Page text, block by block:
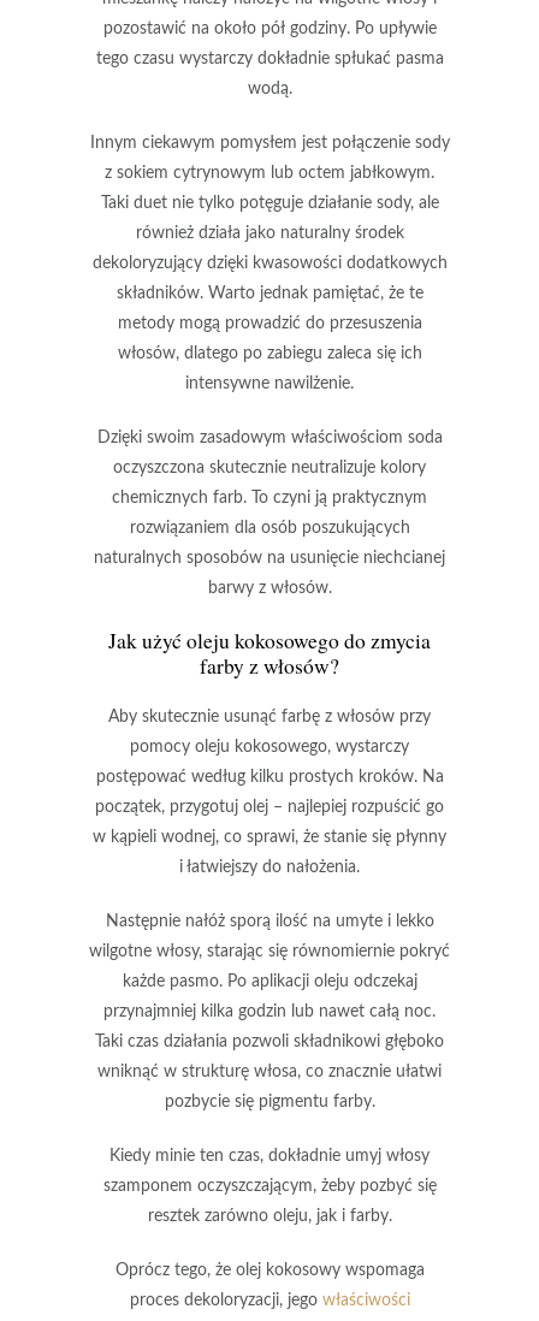
pozostawić na około pół godziny. Po upływie
tego czasu wystarczy dokładnie spłukać pasma
wodą.
Innym ciekawym pomysłem jest połączenie sody
z sokiem cytrynowym lub octem jabłkowym.
Taki duet nie tylko potęguje działanie sody, ale
również działa jako naturalny środek
dekoloryzujący dzięki kwasowości dodatkowych
składników. Warto jednak pamiętać, że te
metody mogą prowadzić do przesuszenia
włosów, dlatego po zabiegu zaleca się ich
intensywne nawilżenie.
Dzięki swoim zasadowym właściwościom soda
oczyszczona skutecznie neutralizuje kolory
chemicznych farb. To czyni ją praktycznym
rozwiązaniem dla osób poszukujących
naturalnych sposobów na usunięcie niechcianej
barwy z włosów.
Jak użyć oleju kokosowego do zmycia
farby z włosów?
Aby skutecznie usunąć farbę z włosów przy
pomocy oleju kokosowego, wystarczy
postępować według kilku prostych kroków. Na
początek, przygotuj olej – najlepiej rozpuścić go
w kąpieli wodnej, co sprawi, że stanie się płynny
i łatwiejszy do nałożenia.
Następnie nałóż sporą ilość na umyte i lekko
wilgotne włosy, starając się równomiernie pokryć
każde pasmo. Po aplikacji oleju odczekaj
przynajmniej kilka godzin lub nawet całą noc.
Taki czas działania pozwoli składnikowi głęboko
wniknąć w strukturę włosa, co znacznie ułatwi
pozbycie się pigmentu farby.
Kiedy minie ten czas, dokładnie umyj włosy
szamponem oczyszczającym, żeby pozbyć się
resztek zarówno oleju, jak i farby.
Oprócz tego, że olej kokosowywspomaga
proces dekoloryzacji, jego właściwości